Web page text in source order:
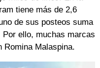
tiene más de 2,6
de sus posteos suma
ello, muchas marcas
Romina Malaspina.